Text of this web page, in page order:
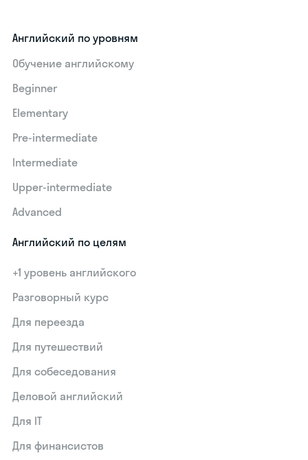
Английский по уровням
Обучение английскому
Beginner
Elementary
Pre-intermediate
Intermediate
Upper-intermediate
Advanced
Английский по целям
+1 уровень английского
Разговорный курс
Для переезда
Для путешествий
Для собеседования
Деловой английский
Для IT
Для финансистов